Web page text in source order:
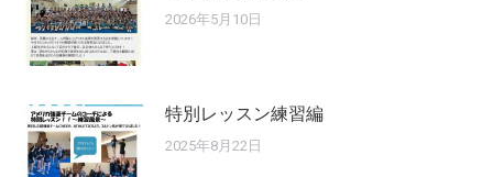
2026年5月10日
特別レッスン練習編
2025年8月22日